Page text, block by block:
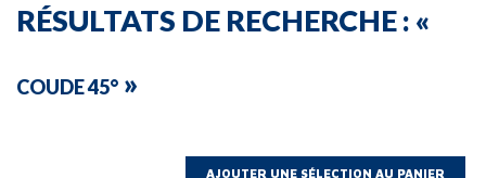
RÉSULTATS DE RECHERCHE : «
COUDE 45° »